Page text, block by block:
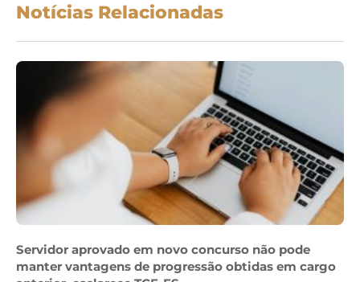
Notícias Relacionadas
Servidor aprovado em novo concurso não pode
manter vantagens de progressão obtidas em cargo